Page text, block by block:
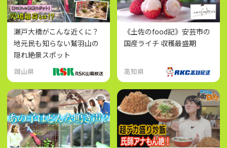
瀬戸大橋がこんな近くに？
地元民も知らない鷲羽山の
隠れ絶景スポット
岡山県
《土佐のfood記》安芸市の
国産ライチ 収穫最盛期
高知県